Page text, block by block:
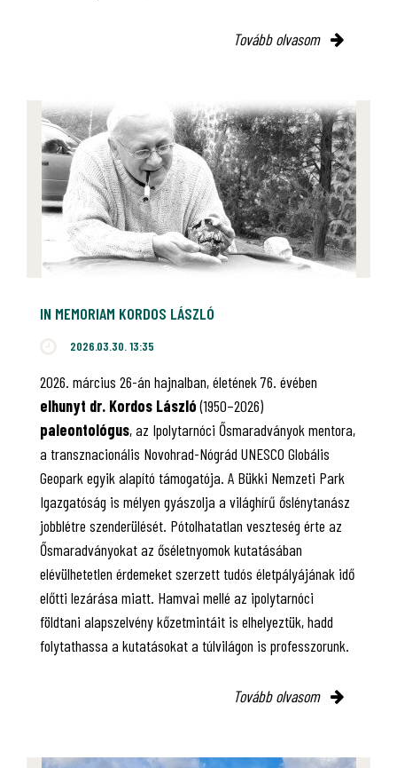
Tovább olvasom
IN MEMORIAM KORDOS LÁSZLÓ
2026.03.30. 13:35
2026. március 26-án hajnalban, életének 76. évében
elhunyt dr. Kordos László(1950–2026)
paleontológus, az Ipolytarnóci Ősmaradványok mentora,
a transznacionális Novohrad-Nógrád UNESCO Globális
Geopark egyik alapító támogatója. A Bükki Nemzeti Park
Igazgatóság is mélyen gyászolja a világhírű őslénytanász
jobblétre szenderülését. Pótolhatatlan veszteség érte az
Ősmaradványokat az őséletnyomok kutatásában
elévülhetetlen érdemeket szerzett tudós életpályájának idő
előtti lezárása miatt. Hamvai mellé az ipolytarnóci
földtani alapszelvény kőzetmintáit is elhelyeztük, hadd
folytathassa a kutatásokat a túlvilágon is professzorunk.
Tovább olvasom